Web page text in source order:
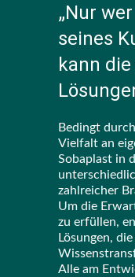
„Nur
seines
kann
Bedingt
Vielfalt an
Sobaplast in
zahlreicher
Um die
zu erfüllen,
Lösungen,
Alle am